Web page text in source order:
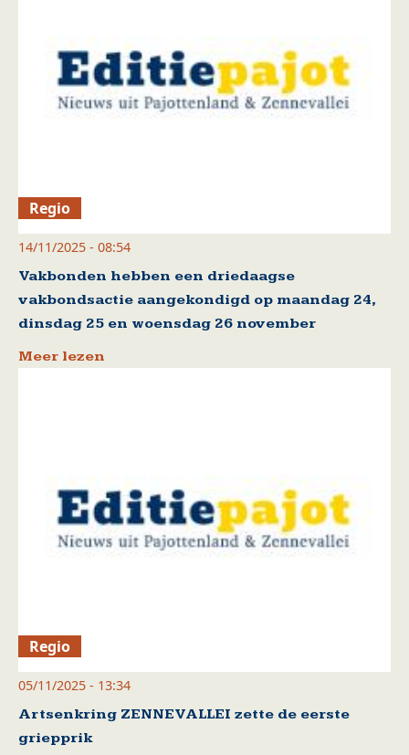
Regio
14/11/2025 - 08:54
Vakbonden hebben een driedaagse
vakbondsactie aangekondigd op maandag 24,
dinsdag 25 en woensdag 26 november
Meer lezen
Regio
05/11/2025 - 13:34
Artsenkring ZENNEVALLEI zette de eerste
griepprik